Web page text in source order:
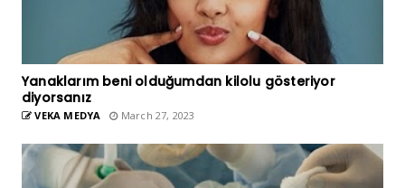
Yanaklarım beni olduğumdan kilolu gösteriyor
diyorsanız
VEKA MEDYA March 27, 2023